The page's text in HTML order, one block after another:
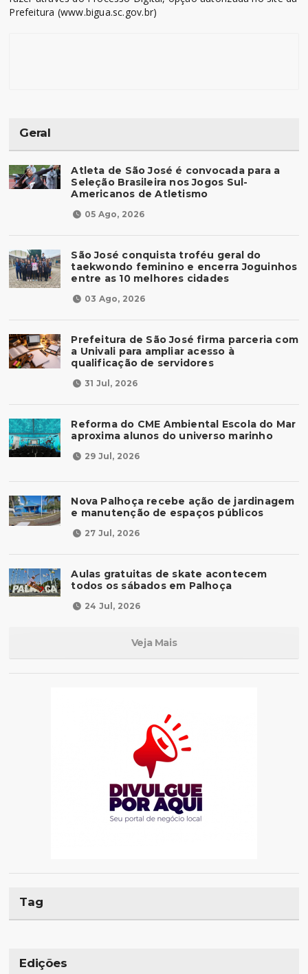
Prefeitura (www.bigua.sc.gov.br)
Geral
Atleta de São José é convocada para a
Seleção Brasileira nos Jogos Sul-
Americanos de Atletismo
05 Ago, 2026
São José conquista troféu geral do
taekwondo feminino e encerra Joguinhos
entre as 10 melhores cidades
03 Ago, 2026
Prefeitura de São José firma parceria com
a Univali para ampliar acesso à
qualificação de servidores
31 Jul, 2026
Reforma do CME Ambiental Escola do Mar
aproxima alunos do universo marinho
29 Jul, 2026
Nova Palhoça recebe ação de jardinagem
e manutenção de espaços públicos
27 Jul, 2026
Aulas gratuitas de skate acontecem
todos os sábados em Palhoça
24 Jul, 2026
Veja Mais
Tag
Edições